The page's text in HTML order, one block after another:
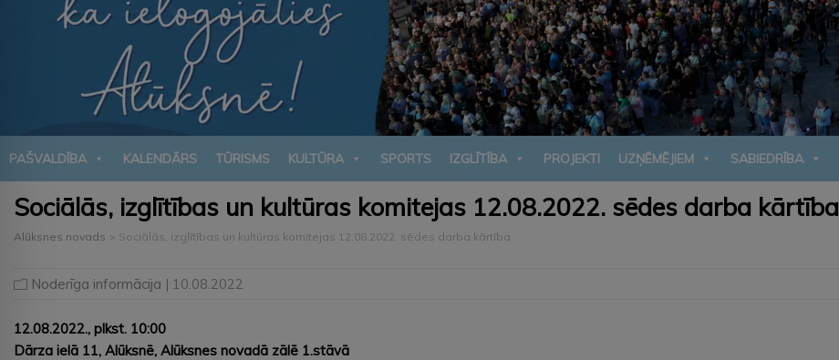
PAŠVALDĪBA KALENDĀRS TŪRISMS KULTŪRA SPORTS IZGLĪTĪBA PROJEKTI UZŅĒMĒJIEM SABIEDRĪBA
Sociālās, izglītības un kultūras komitejas 12.08.2022. sēdes darba kārtība
Alūksnes novads > Sociālās, izglītības un kultūras komitejas 12.08.2022. sēdes darba kārtība
Noderīga informācija | 10.08.2022
12.08.2022., plkst. 10:00
Dārza ielā 11, Alūksnē, Alūksnes novadā zālē 1.stāvā